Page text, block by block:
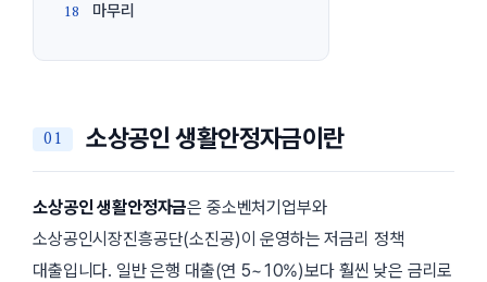
마무리
소상공인 생활안정자금이란
소상공인 생활안정자금은 중소벤처기업부와
소상공인시장진흥공단(소진공)이 운영하는 저금리 정책
대출입니다. 일반 은행 대출(연 5~10%)보다 훨씬 낮은 금리로